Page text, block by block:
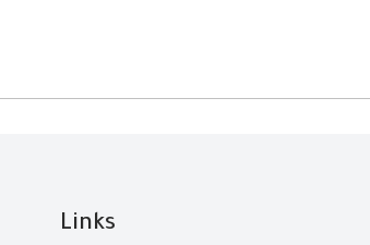
Links